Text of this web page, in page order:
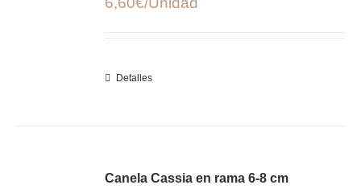
Detalles
Canela Cassia en rama 6-8 cm